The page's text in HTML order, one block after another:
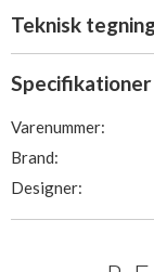
Teknisk
Specifikationer
Varenummer:
Brand:
Designer: